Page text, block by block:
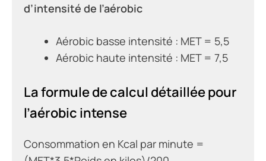
d’intensité de l’aérobic
Aérobic basse intensité : MET = 5,5
Aérobic haute intensité : MET = 7,5
La formule de calcul détaillée pour
l’aérobic intense
Consommation en Kcal par minute =